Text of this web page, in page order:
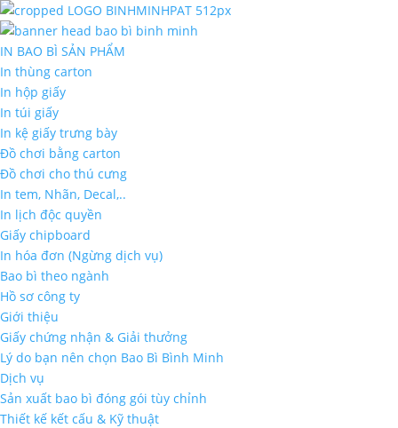
IN BAO BÌ SẢN PHẨM
In thùng carton
In hộp giấy
In túi giấy
In kệ giấy trưng bày
Đồ chơi bằng carton
Đồ chơi cho thú cưng
In tem, Nhãn, Decal,..
In lịch độc quyền
Giấy chipboard
In hóa đơn (Ngừng dịch vụ)
Bao bì theo ngành
Hồ sơ công ty
Giới thiệu
Giấy chứng nhận & Giải thưởng
Lý do bạn nên chọn Bao Bì Bình Minh
Dịch vụ
Sản xuất bao bì đóng gói tùy chỉnh
Thiết kế kết cấu & Kỹ thuật